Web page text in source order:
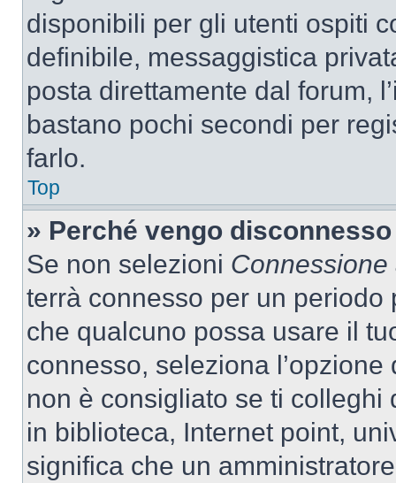
disponibili per gli utenti ospiti
definibile, messaggistica
posta direttamente dal forum,
bastano pochi secondi per
farlo.
Top
» Perché vengo
Se non selezioni
terrà connesso per un
che qualcuno possa usare il
connesso, seleziona
non è consigliato se ti
in biblioteca, Internet point,
significa che un